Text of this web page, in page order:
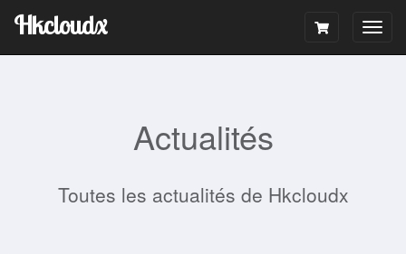
Hkcloudx
Actualités
Toutes les actualités de Hkcloudx